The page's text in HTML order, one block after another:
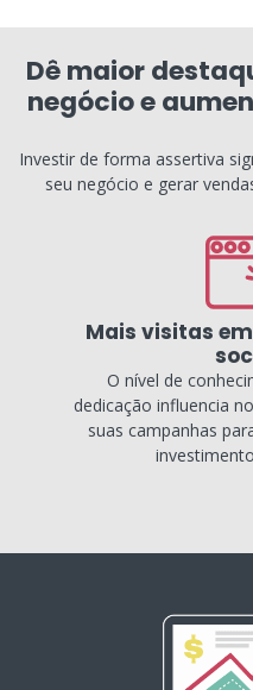
Dê maior
negócio e
Investir de forma assertiva
seu negócio e gerar
Mais visitas
O nível de
dedicação influencia
suas campanhas